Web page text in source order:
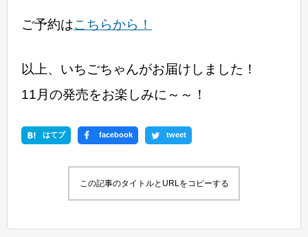
ご予約はこちらから！
以上、いちごちゃんがお届けしました！
11月の発売をお楽しみに～～！
はてブ facebook tweet
この記事のタイトルとURLをコピーする